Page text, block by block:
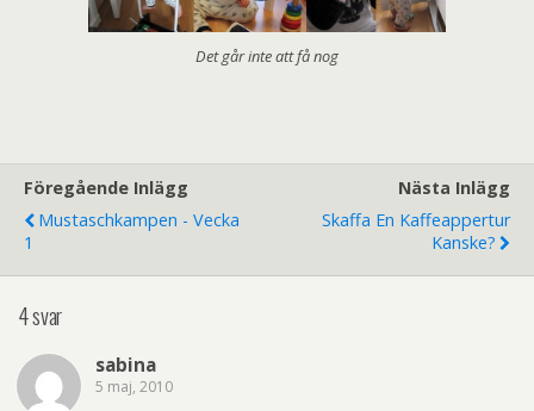
Det går inte att få nog
Föregående Inlägg
Mustaschkampen - Vecka
1
Nästa Inlägg
Skaffa En Kaffeappertur
Kanske?
4 svar
sabina
5 maj, 2010